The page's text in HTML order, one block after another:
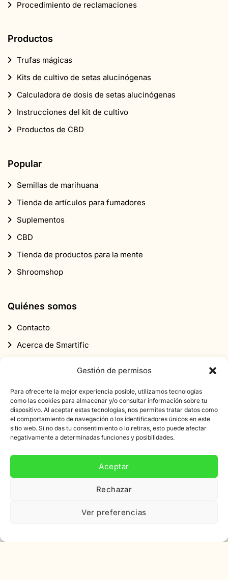
Gestión de permisos
Para ofrecerte la mejor experiencia posible, utilizamos tecnologías
como las cookies para almacenar y/o consultar información sobre tu
dispositivo. Al aceptar estas tecnologías, nos permites tratar datos como
el comportamiento de navegación o los identificadores únicos en este
sitio web. Si no das tu consentimiento o lo retiras, esto puede afectar
negativamente a determinadas funciones y posibilidades.
Aceptar
Rechazar
Ver preferencias
Productos de CBD
Popular
Semillas de marihuana
Tienda de artículos para fumadores
Suplementos
CBD
Tienda de productos para la mente
Contacto
Acerca de Smartific
Socios
Programa de afiliados
Boletín informativo
descuento de 10% en tu primer pedido.
Dirección
de
correo